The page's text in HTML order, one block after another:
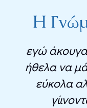
Η
εγώ άκουγα
ήθελα να
εύκολα